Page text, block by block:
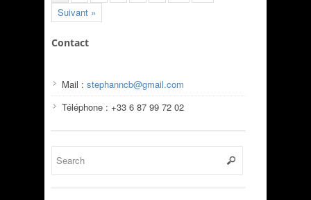
Suivant »
Contact
Mail : stephanncb@gmail.com
Téléphone : +33 6 87 99 72 02